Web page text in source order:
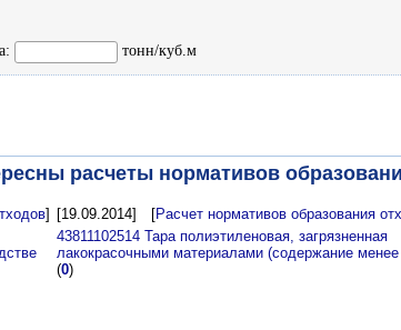
тонн/куб.м
расчеты нормативов
]
[19.09.2014] [Расчет нормативов образования
43811102514 Тара полиэтиленовая, загрязненная
лакокрасочными материалами (содержание
(0)